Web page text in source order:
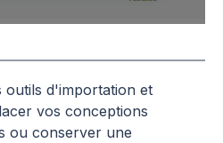
outils d'importation et
vos conceptions
ou conserver une